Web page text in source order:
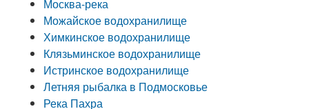
Москва-река
Можайское водохранилище
Химкинское водохранилище
Клязьминское водохранилище
Истринское водохранилище
Летняя рыбалка в Подмосковье
Река Пахра